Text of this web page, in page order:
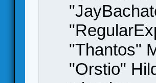
"Thantos"
"Orstio"